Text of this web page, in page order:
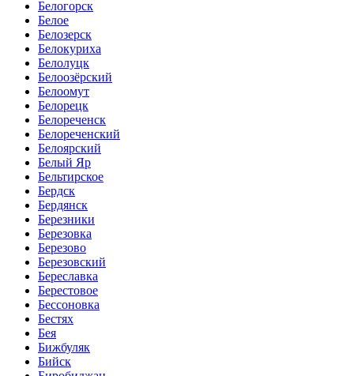
Белогорск
Белое
Белозерск
Белокуриха
Белолуцк
Белоозёрский
Белоомут
Белорецк
Белореченск
Белореченский
Белоярский
Белый Яр
Бельтирское
Бердск
Бердянск
Березники
Березовка
Березово
Березовский
Береславка
Берестовое
Бессоновка
Бестях
Бея
Бижбуляк
Бийск